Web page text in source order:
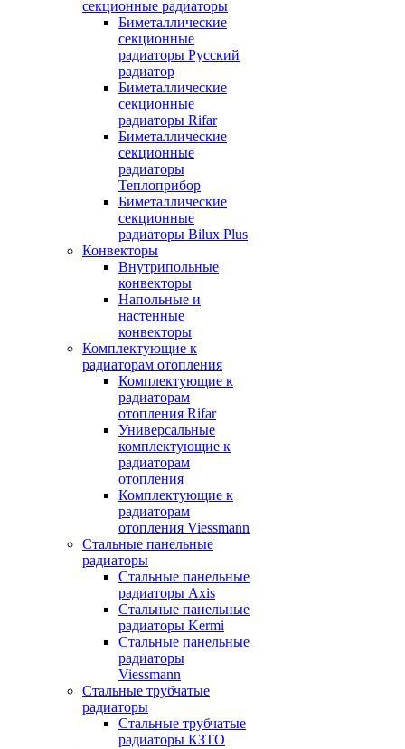
секционные радиаторы
Биметаллические
секционные
радиаторы Русский
радиатор
Биметаллические
секционные
радиаторы Rifar
Биметаллические
секционные
радиаторы
Теплоприбор
Биметаллические
секционные
радиаторы Bilux Plus
Конвекторы
Внутрипольные
конвекторы
Напольные и
настенные
конвекторы
Комплектующие к
радиаторам отопления
Комплектующие к
радиаторам
отопления Rifar
Универсальные
комплектующие к
радиаторам
отопления
Комплектующие к
радиаторам
отопления Viessmann
Стальные панельные
радиаторы
Стальные панельные
радиаторы Axis
Стальные панельные
радиаторы Kermi
Стальные панельные
радиаторы
Viessmann
Стальные трубчатые
радиаторы
Стальные трубчатые
радиаторы КЗТО